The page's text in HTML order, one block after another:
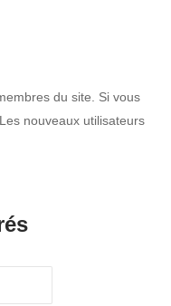
du site. Si vous
nouveaux utilisateurs